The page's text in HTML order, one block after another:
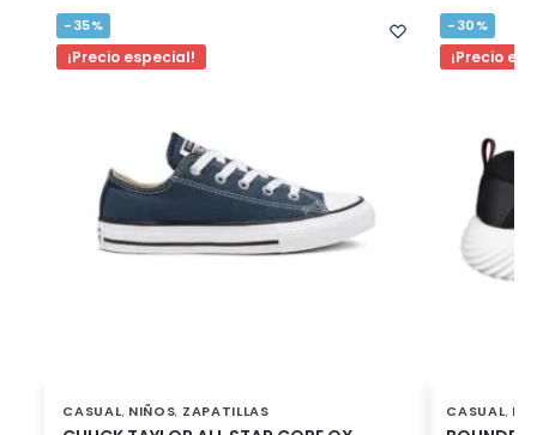
-35%
¡Precio especial!
CASUAL, NIÑOS, ZAPATILLAS
-30%
¡Precio
CASUAL,